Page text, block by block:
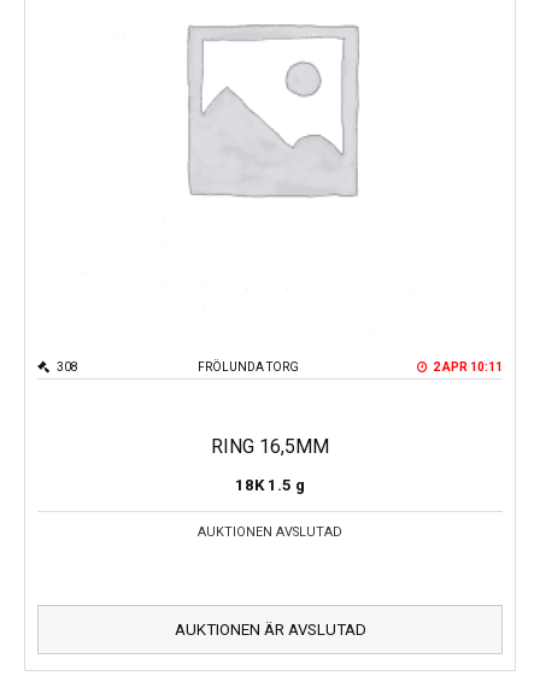
FRÖLUNDA TORG
308 2 APR 10:11
RING 16,5MM
18K 1.5 g
AUKTIONEN AVSLUTAD
AUKTIONEN ÄR AVSLUTAD